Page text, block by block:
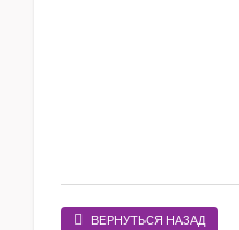
ВЕРНУТЬСЯ НАЗАД